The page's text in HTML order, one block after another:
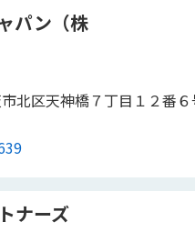
パン（株
北区天神橋７丁目１２番
ナーズ